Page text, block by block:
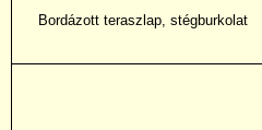
Bordázott teraszlap, stégburkolat